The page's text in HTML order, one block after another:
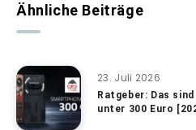
Ähnliche Beiträge
23. Juli 2026
Ratgeber: Das
unter 300 Euro